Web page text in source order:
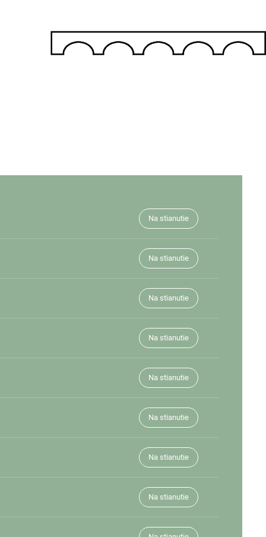
Na stianutie
Na stianutie
Na stianutie
Na stianutie
Na stianutie
Na stianutie
Na stianutie
Na stianutie